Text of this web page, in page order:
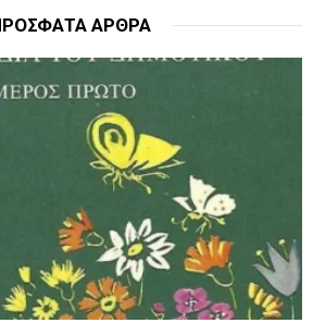
ΆΡΘΡΑ